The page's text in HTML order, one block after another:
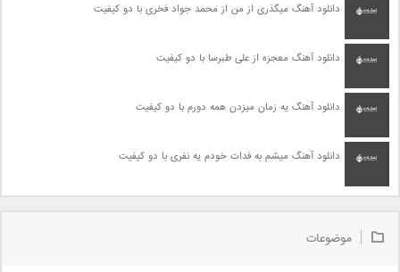
دانلود آهنگ میگذری از من از محمد جواد فخری با دو کیفیت
دانلود آهنگ معجزه از علی طبرسا با دو کیفیت
دانلود آهنگ یه زمان میزدن همه دورم با دو کیفیت
دانلود آهنگ میشم به فدات خودم یه نفری با دو کیفیت
موضوعات